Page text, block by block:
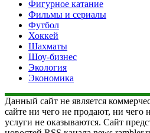
Фигурное катание
Фильмы и сериалы
Футбол
Хоккей
Шахматы
Шоу-бизнес
Экология
Экономика
Данный сайт не является
сайте ни чего не продают, ни чего
услуги не оказываются. Сайт